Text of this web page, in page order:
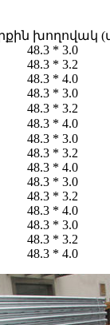
խողովակ
48.3 * 3.0
48.3 * 3.2
48.3 * 4.0
48.3 * 3.0
48.3 * 3.2
48.3 * 4.0
48.3 * 3.0
48.3 * 3.2
48.3 * 4.0
48.3 * 3.0
48.3 * 3.2
48.3 * 4.0
48.3 * 3.0
48.3 * 3.2
48.3 * 4.0